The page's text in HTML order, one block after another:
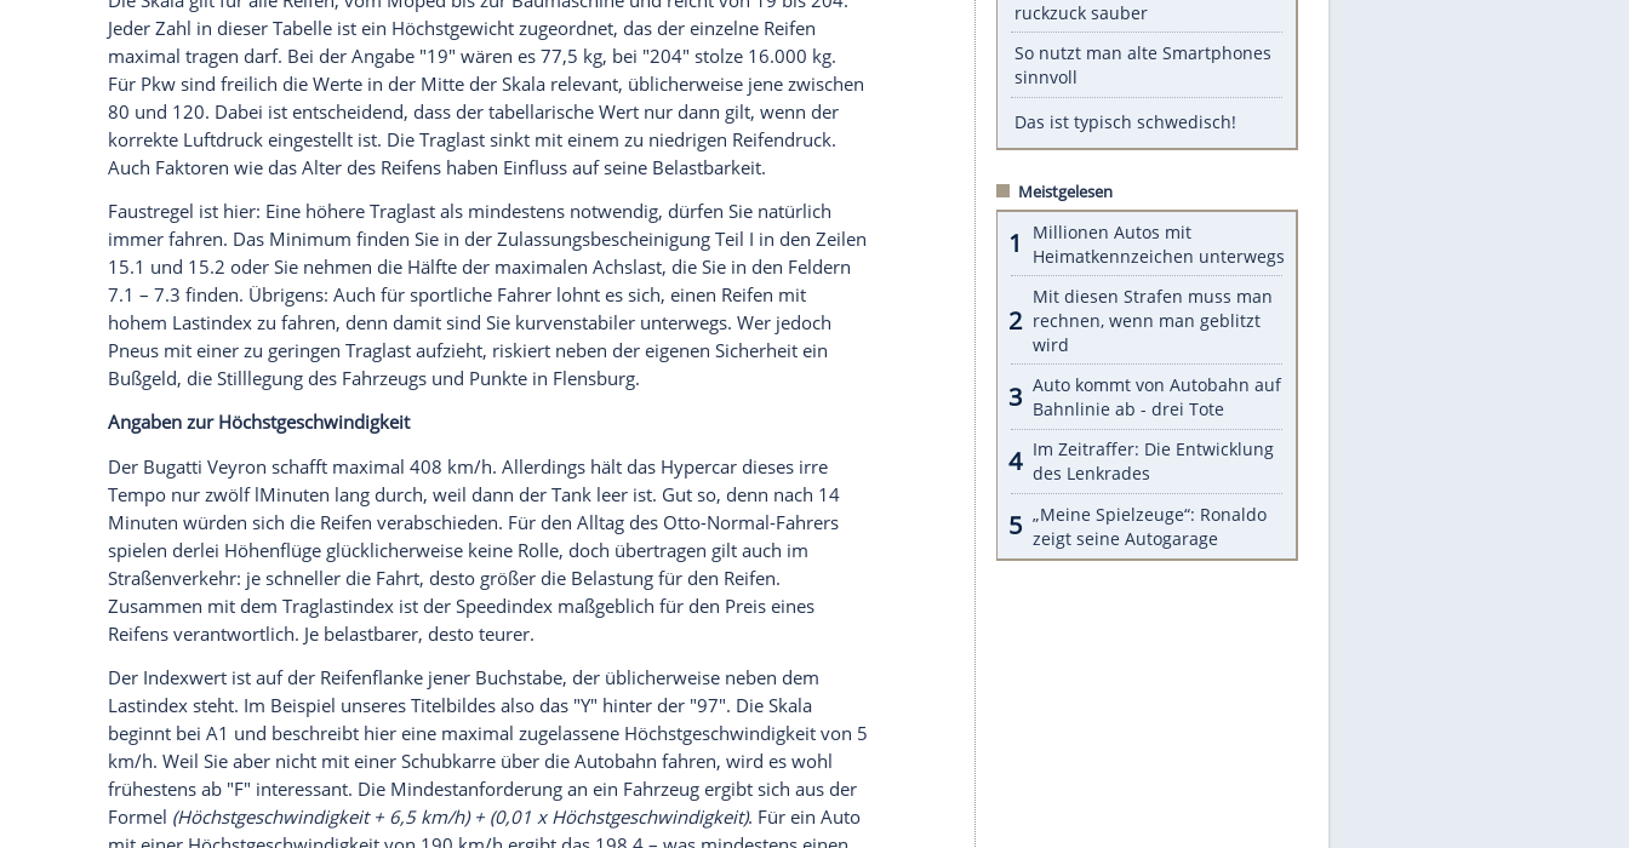
Wir benötigen Ihre Zustimmung, um den von unserer Redaktion eingebundenen Inhalt von Glomex GmbH
anzuzeigen. Sie können diesen mit einem Klick anzeigen lassen und auch wieder deaktivieren.
jetzt aktivieren
Ich bin damit einverstanden, dass mir externe Inhalte angezeigt werden. Damit können personenbezogene
Angaben zur Traglast
Die Autos im Straßenverkehr werden immer schwerer. Auch wenn viele Hersteller auf
Leichtbaumaßnahmen setzen, sorgen umfangreiche Ausstattung, komplexe Technik oder
Akkusbei Elektrofahrzeugen für ordentlich Extra-Kilos. Klar, dass nicht jeder Reifen dazu in
der Lage ist, unendlich viel Gewicht zu stemmen. Was maximal geht, zeigt der
Tragfähigkeitsindex auf der Reifenflanke, der gewöhnlich mit dem Speedindex gekoppelt
ist (dazu kommen wir weiter unten).
Die Skala gilt für alle Reifen, vom Moped bis zur Baumaschine und reicht von 19 bis 204.
Jeder Zahl in dieser Tabelle ist ein Höchstgewicht zugeordnet, das der einzelne Reifen
maximal tragen darf. Bei der Angabe "19" wären es 77,5 kg, bei "204" stolze 16.000 kg.
Für Pkw sind freilich die Werte in der Mitte der Skala relevant, üblicherweise jene zwischen
80 und 120. Dabei ist entscheidend, dass der tabellarische Wert nur dann gilt, wenn der
korrekte Luftdruck eingestellt ist. Die Traglast sinkt mit einem zu niedrigen Reifendruck.
Auch Faktoren wie das Alter des Reifens haben Einfluss auf seine Belastbarkeit.
Faustregel ist hier: Eine höhere Traglast als mindestens notwendig, dürfen Sie natürlich
immer fahren. Das Minimum finden Sie in der Zulassungsbescheinigung Teil I in den Zeilen
15.1 und 15.2 oder Sie nehmen die Hälfte der maximalen Achslast, die Sie in den Feldern
Unsere Themen-Highlights
Russland-Sanktionen
Diese Stars wollen keinen
Nachwuchs
Randale in Dresden: DFB-
Bundesgericht bestätigt Urteil
ruckzuck sauber
So nutzt man alte Smartphones